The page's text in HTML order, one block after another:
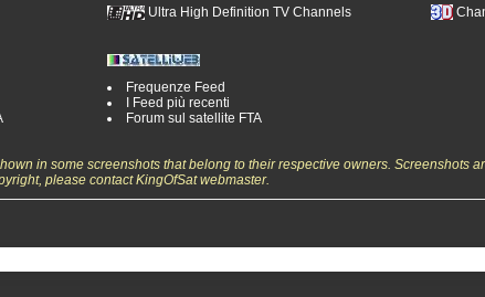
Ultra High Definition TV Channels
Frequenze Feed
I Feed più recenti
Forum sul satellite FTA
in some screenshots that belong to their respective owners. Screenshots
please contact KingOfSat webmaster.